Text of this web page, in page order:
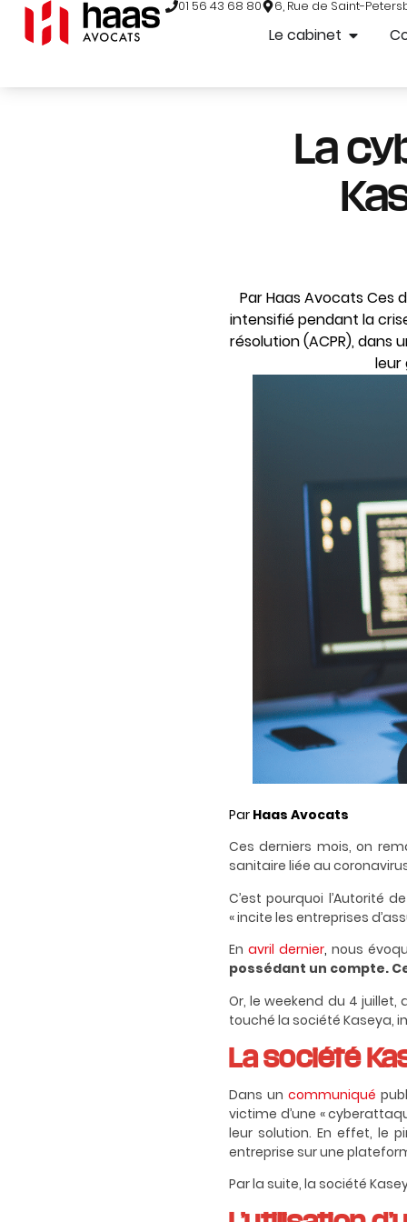
01 56 43 68 80 6, Rue de Saint-
Le cabinet
La
Par Haas Avocats Ces
intensifié pendant la
résolution (ACPR), dans
leur
Par Haas Avocats
Ces derniers mois, on
sanitaire liée au
C’est pourquoi l’Autorité
« incite les entreprises
En avril dernier, nous
possédant un compte.
Or, le weekend du 4
touché la société Kaseya,
La société
Dans un communiqué
victime d’une «
leur solution. En effet, le
entreprise sur une
Par la suite, la société